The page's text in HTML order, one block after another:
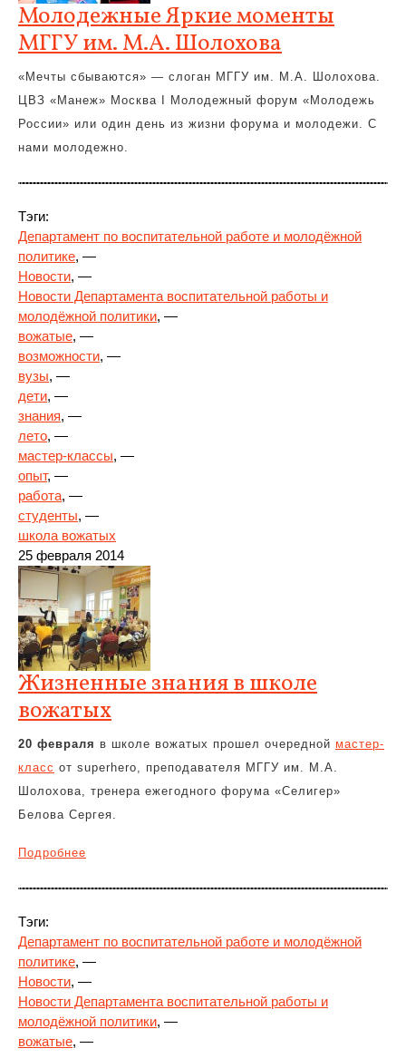
Молодежные Яркие моменты
МГГУ им. М.А. Шолохова
«Мечты сбываются» — слоган МГГУ им. М.А. Шолохова.
ЦВЗ «Манеж» Москва I Молодежный форум «Молодежь
России» или один день из жизни форума и молодежи. С
нами молодежно.
Тэги:
Департамент по воспитательной работе и молодёжной
политике, —
Новости, —
Новости Департамента воспитательной работы и
молодёжной политики, —
вожатые, —
возможности, —
вузы, —
дети, —
знания, —
лето, —
мастер-классы, —
опыт, —
работа, —
студенты, —
школа вожатых
25 февраля 2014
Жизненные знания в школе
вожатых
20 февраля в школе вожатых прошел очередной мастер-
класс от superhero, преподавателя МГГУ им. М.А.
Шолохова, тренера ежегодного форума «Селигер»
Белова Сергея.
Подробнее
Тэги:
Департамент по воспитательной работе и молодёжной
политике, —
Новости, —
Новости Департамента воспитательной работы и
молодёжной политики, —
вожатые, —